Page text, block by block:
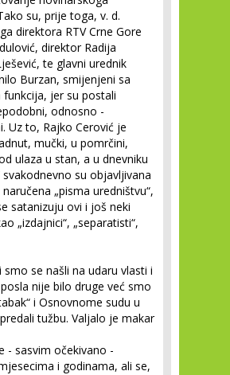
su, prije toga, v. d.
direktora RTV Crne Gore
direktor Radija
te glavni urednik
Burzan, smijenjeni sa
funkcija, jer su postali
odnosno -
Uz to, Rajko Cerović je
mučki, u pomrčini,
ulaza u stan, a u dnevniku
svakodnevno su objavljivana
„pisma uredništvu“,
satanizuju ovi i još neki
„izdajnici“, „separatisti“,
smo se našli na udaru vlasti i
nije bilo druge već smo
i Osnovnome sudu u
tužbu. Valjalo je makar
- sasvim očekivano -
i godinama, ali se,